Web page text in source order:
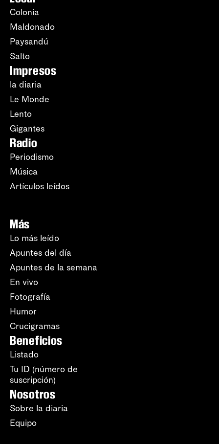
Colonia
Maldonado
Paysandú
Salto
Impresos
la diaria
Le Monde
Lento
Gigantes
Radio
Periodismo
Música
Artículos leídos
Más
Lo más leído
Apuntes del día
Apuntes de la semana
En vivo
Fotografía
Humor
Crucigramas
Beneficios
Listado
Tu ID (número de
suscripción)
Nosotros
Sobre la diaria
Equipo